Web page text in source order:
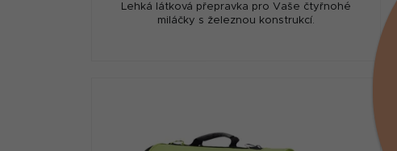
Lehká látková přepravka pro Vaše čtyřnohé
miláčky s železnou konstrukcí.